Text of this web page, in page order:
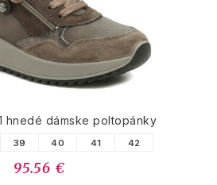
hnedé dámske poltopánky
39 40 41 42
95.56 €